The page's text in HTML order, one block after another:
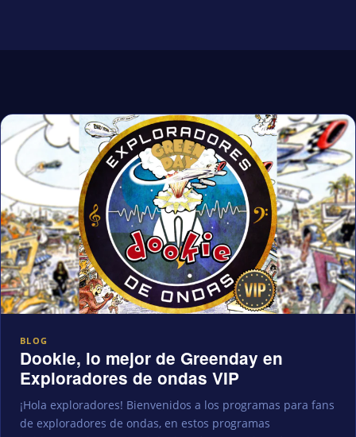
BLOG
Dookie, lo mejor de Greenday en
Exploradores de ondas VIP
¡Hola exploradores! Bienvenidos a los programas para fans
de exploradores de ondas, en estos programas